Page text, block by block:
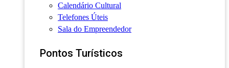
Calendário Cultural
Telefones Úteis
Sala do Empreendedor
Pontos Turísticos